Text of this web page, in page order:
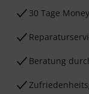
30 Tage
Beratung